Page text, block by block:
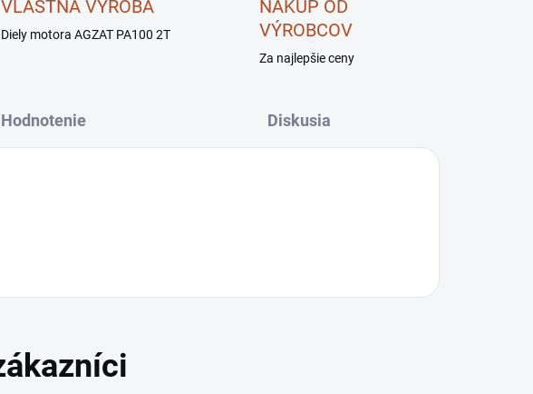
VLASTNÁ VÝROBA
Diely motora AGZAT PA100 2T
NÁKUP OD
VÝROBCOV
Za najlepšie ceny
Hodnotenie Diskusia